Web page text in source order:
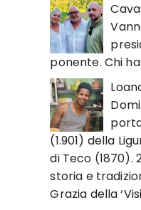
ponente. Chi
(1.901) della
di Teco (1870).
storia e
Grazia della